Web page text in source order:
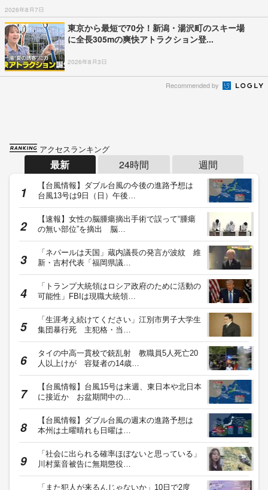
2026年8月7日
東京から最短で70分！新潟・湯沢町のスキー場
に全長305mの爽快アトラクション登...
2026年8月3日
Recommended by
アクセスランキング
最新 24時間 週間
【台風情報】ダブル台風の今後の進路予想は
台風13号は9日（日）午後…
【速報】女性の脳腫瘍摘出手術で誤って“腫瘍
の無い部位”を摘出 脳…
「ネパールは天国」蔵内議長の発言が波紋 維
新・吉村代表「福岡県議…
「トランプ大統領はロシア政府のために活動の
可能性」FBIは現職大統領…
「生涯考え続けてください」江別市男子大学生
集団暴行死 主犯格・当…
タイの中高一貫校で銃乱射 教職員5人死亡20
人以上けが 容疑者の14歳…
【台風情報】台風15号は来週、東日本や北日本
に接近か お盆期間中の…
【台風情報】ダブル台風の週末の進路予想は
本州は土曜晴れも日曜は…
「社会に出られる確率ほぼないと思っている」
川村葉音被告に無期懲役…
「また犯人が来るんじゃないか」10日で2度